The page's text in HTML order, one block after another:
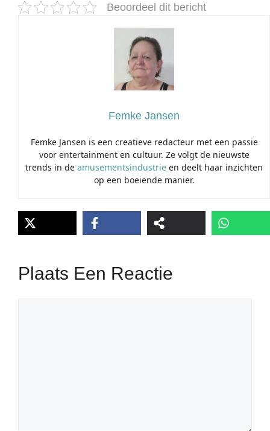
Beoordeel dit bericht
Femke Jansen
Femke Jansen is een creatieve redacteur met een passie
voor entertainment en cultuur. Ze volgt de nieuwste
trends in de amusementsindustrie en deelt haar inzichten
op een boeiende manier.
Plaats Een Reactie